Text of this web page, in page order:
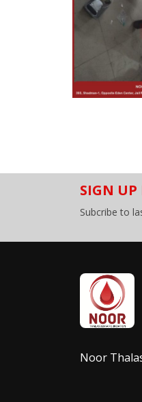
SIGN UP
Subcribe to
Noor